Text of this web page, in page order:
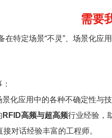
需要
在特定场景“不灵”、场景化
景化应用中的各种不确定性与
RFID高频与超高频行业经验，
对话经验丰富的工程师。